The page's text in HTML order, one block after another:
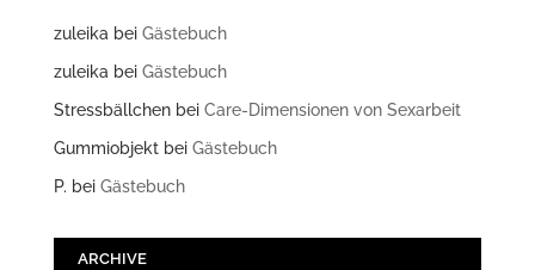
zuleikabei Gästebuch
zuleikabei Gästebuch
Stressbällchenbei Care-Dimensionen von Sexarbeit
Gummiobjektbei Gästebuch
P. bei Gästebuch
ARCHIVE